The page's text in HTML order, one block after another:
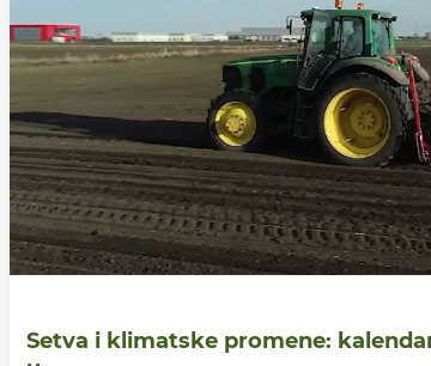
Setva i klimatske promene: